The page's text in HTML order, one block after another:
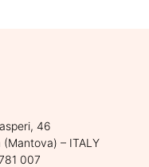
46
– ITALY
007